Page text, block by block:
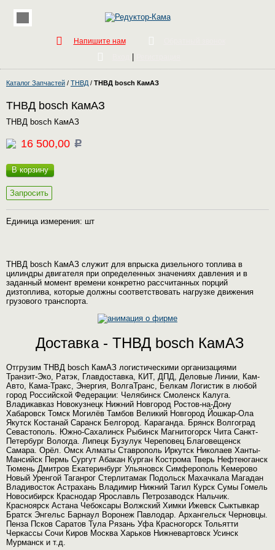
Напишите нам
Каталог Запчастей / ТНВД / ТНВД bosch КамАЗ
ТНВД bosch КамАЗ
ТНВД bosch КамАЗ
16 500,00 c
В корзину
Запросить
Единица измерения: шт
ТНВД bosch КамАЗ служит для впрыска дизельного топлива в
цилиндры двигателя при определенных значениях давления и в
заданный момент времени конкретно рассчитанных порций
дизтоплива, которые должны соответствовать нагрузке движения
грузового транспорта.
Доставка - ТНВД bosch КамАЗ
Отгрузим ТНВД bosch КамАЗ логистическими организациями
Транзит-Эко, Ратэк, Главдоставка, КИТ, ДПД, Деловые Линии, Кам-
Авто, Кама-Тракс, Энергия, ВолгаТранс, Белкам Логистик в любой
город Российской Федерации: Челябинск Смоленск Калуга.
Владикавказ Новокузнецк Нижний Новгород Ростов-на-Дону
Хабаровск Томск Могилёв Тамбов Великий Новгород Йошкар-Ола
Якутск Костанай Саранск Белгород. Караганда. Брянск Волгоград
Севастополь. Южно-Сахалинск Рыбинск Магнитогорск Чита Санкт-
Петербург Вологда. Липецк Бузулук Череповец Благовещенск
Самара. Орёл. Омск Алматы Ставрополь Иркутск Николаев Ханты-
Мансийск Пермь Сургут Абакан Курган Кострома Тверь Нефтеюганск
Тюмень Дмитров Екатеринбург Ульяновск Симферополь Кемерово
Новый Уренгой Таганрог Стерлитамак Подольск Махачкала Магадан
Владивосток Астрахань Владимир Нижний Тагил Курск Сумы Гомель
Новосибирск Краснодар Ярославль Петрозаводск Нальчик.
Красноярск Астана Чебоксары Волжский Химки Ижевск Сыктывкар
Братск Энгельс Барнаул Воронеж Павлодар. Архангельск Черновцы.
Пенза Псков Саратов Тула Рязань Уфа Красногорск Тольятти
Черкассы Сочи Киров Москва Харьков Нижневартовск Усинск
Мурманск и т.д.